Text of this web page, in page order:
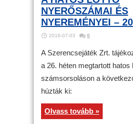
NYERŐSZÁMAI ÉS
NYEREMÉNYEI –
2016-07-03 0
A Szerencsejáték Zrt.
a 26. héten megtartott hatos
számsorsoláson a
húzták ki:
Olvass tovább »